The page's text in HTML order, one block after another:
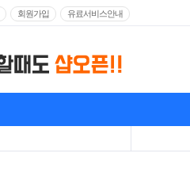
회원가입 유료서비스안내